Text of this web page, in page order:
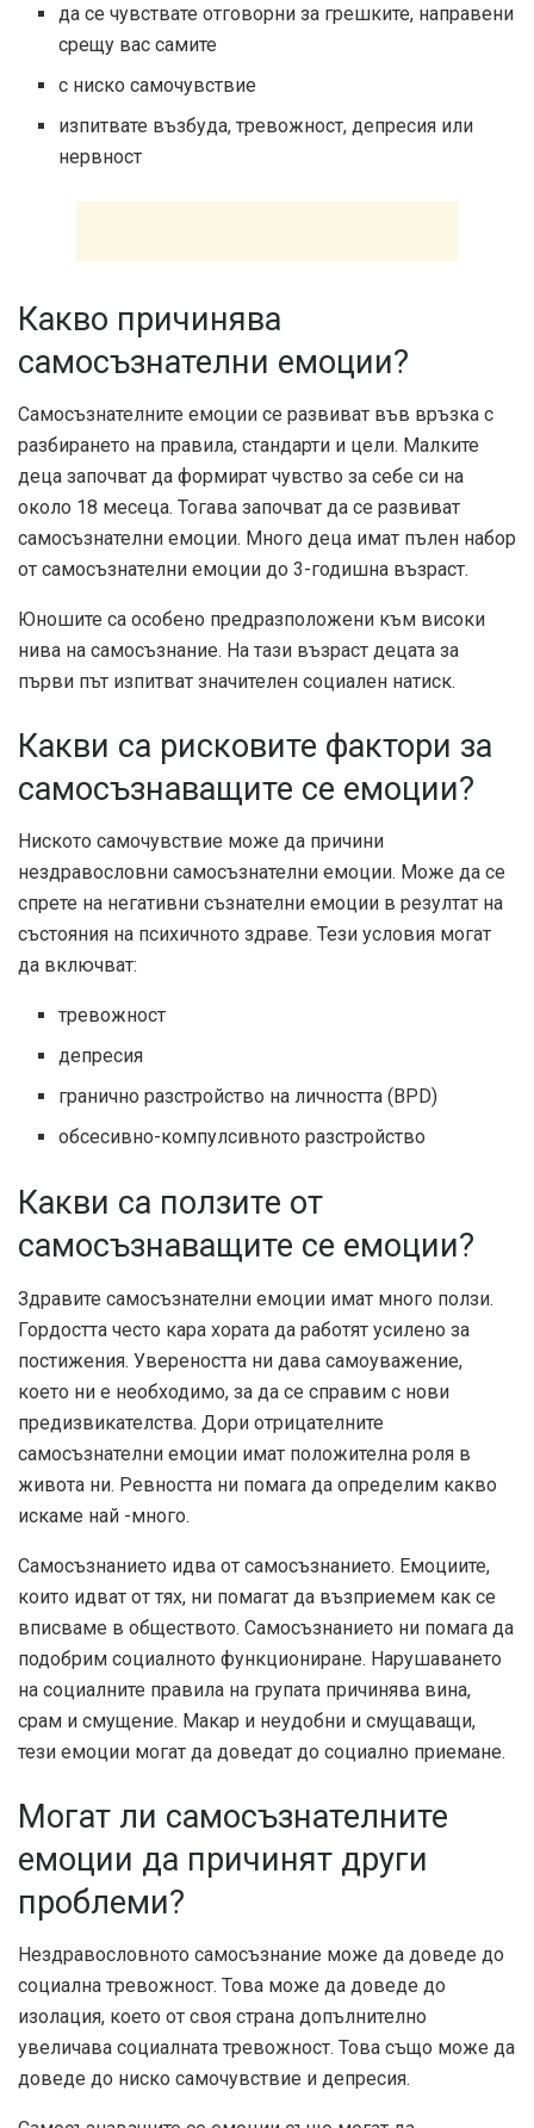
да се чувствате отговорни за грешките, направени
срещу вас самите
с ниско самочувствие
изпитвате възбуда, тревожност, депресия или
нервност
Какво причинява
самосъзнателни емоции?
Самосъзнателните емоции се развиват във връзка с
разбирането на правила, стандарти и цели. Малките
деца започват да формират чувство за себе си на
около 18 месеца. Тогава започват да се развиват
самосъзнателни емоции. Много деца имат пълен набор
от самосъзнателни емоции до 3-годишна възраст.
Юношите са особено предразположени към високи
нива на самосъзнание. На тази възраст децата за
първи път изпитват значителен социален натиск.
Какви са рисковите фактори за
самосъзнаващите се емоции?
Ниското самочувствие може да причини
нездравословни самосъзнателни емоции. Може да се
спрете на негативни съзнателни емоции в резултат на
състояния на психичното здраве. Тези условия могат
да включват:
тревожност
депресия
гранично разстройство на личността (BPD)
обсесивно-компулсивното разстройство
Какви са ползите от
самосъзнаващите се емоции?
Здравите самосъзнателни емоции имат много ползи.
Гордостта често кара хората да работят усилено за
постижения. Увереността ни дава самоуважение,
което ни е необходимо, за да се справим с нови
предизвикателства. Дори отрицателните
самосъзнателни емоции имат положителна роля в
живота ни. Ревността ни помага да определим какво
искаме най -много.
Самосъзнанието идва от самосъзнанието. Емоциите,
които идват от тях, ни помагат да възприемем как се
вписваме в обществото. Самосъзнанието ни помага да
подобрим социалното функциониране. Нарушаването
на социалните правила на групата причинява вина,
срам и смущение. Макар и неудобни и смущаващи,
тези емоции могат да доведат до социално приемане.
Могат ли самосъзнателните
емоции да причинят други
проблеми?
Нездравословното самосъзнание може да доведе до
социална тревожност. Това може да доведе до
изолация, което от своя страна допълнително
увеличава социалната тревожност. Това също може да
доведе до ниско самочувствие и депресия.